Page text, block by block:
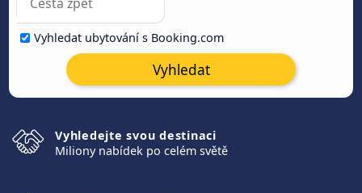
Vyhledat ubytování s Booking.com
Vyhledat
Vyhledejte svou destinaci
Miliony nabídek po celém světě